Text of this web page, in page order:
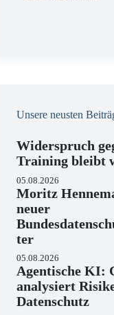
Unsere neusten
Widerspruch
Training bleibt
05.08.2026
Moritz
neuer
ter
05.08.2026
Agentische KI:
analysiert
Datenschutz